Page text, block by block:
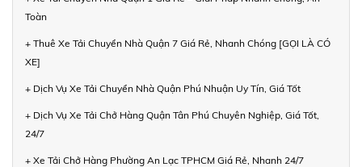
Toàn
+ Thuê Xe Tải Chuyển Nhà Quận 7 Giá Rẻ, Nhanh Chóng [GỌI LÀ CÓ
XE]
+ Dịch Vụ Xe Tải Chuyển Nhà Quận Phú Nhuận Uy Tín, Giá Tốt
+ Dịch Vụ Xe Tải Chở Hàng Quận Tân Phú Chuyên Nghiệp, Giá Tốt,
24/7
+ Xe Tải Chở Hàng Phường An Lạc TPHCM Giá Rẻ, Nhanh 24/7